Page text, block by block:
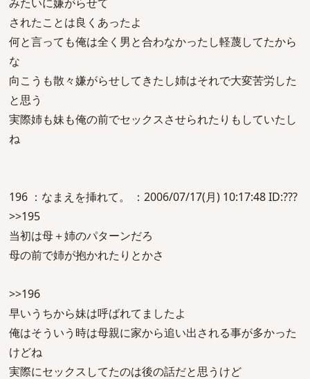
されたことは良くあったよ
何と言っても俺は全く男と合わなかったし軽蔑してたから
な
向こうも散々嫌がらせしてきたし姉はそれで大変苦労した
と思う
実際姉も妹も俺の前でセックスさせられたりもしていたし
ね
196 ：なまえを挿れて。 ：2006/07/17(月) 10:17:48 ID:???
>>195
当初は母＋姉のパターンだろ
母の前で姉が抱かれたりとかさ
>>196
早いうちから妹は呼ばれてましたよ
俺はそういう時は母親に家から追い出される事が多かった
けどね
実際にセックスしてたのは後の話だと思うけど